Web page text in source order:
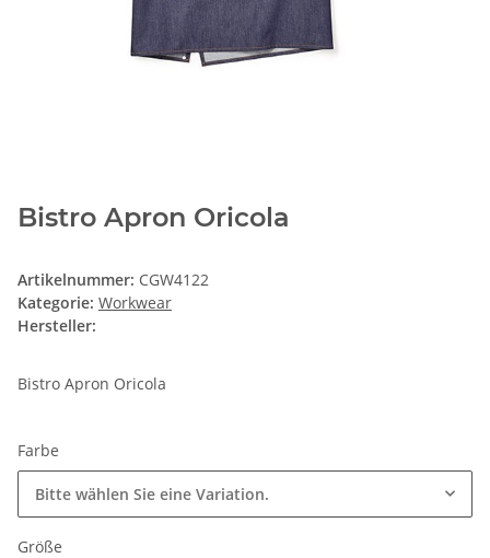
Bistro Apron Oricola
Artikelnummer: CGW4122
Kategorie: Workwear
Hersteller:
Bistro Apron Oricola
Farbe
Bitte wählen Sie eine Variation.
Größe